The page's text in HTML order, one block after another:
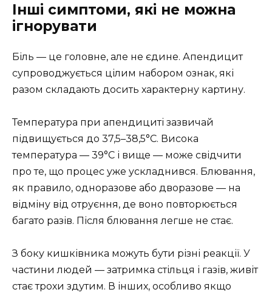
Інші симптоми, які не можна
ігнорувати
Біль — це головне, але не єдине. Апендицит
супроводжується цілим набором ознак, які
разом складають досить характерну картину.
Температура при апендициті зазвичай
підвищується до 37,5–38,5°C. Висока
температура — 39°C і вище — може свідчити
про те, що процес уже ускладнився. Блювання,
як правило, одноразове або дворазове — на
відміну від отруєння, де воно повторюється
багато разів. Після блювання легше не стає.
З боку кишківника можуть бути різні реакції. У
частини людей — затримка стільця і газів, живіт
стає трохи здутим. В інших, особливо якщо